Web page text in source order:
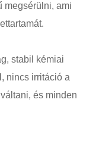
megsérülni, ami
stabil kémiai
nincs irritáció a
és minden